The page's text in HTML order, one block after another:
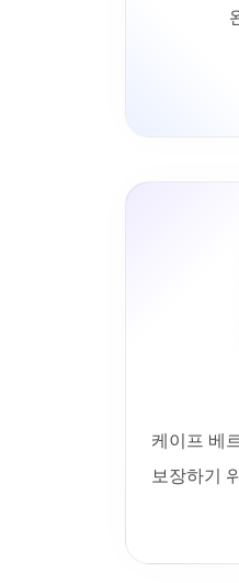
케이프 베
보장하기